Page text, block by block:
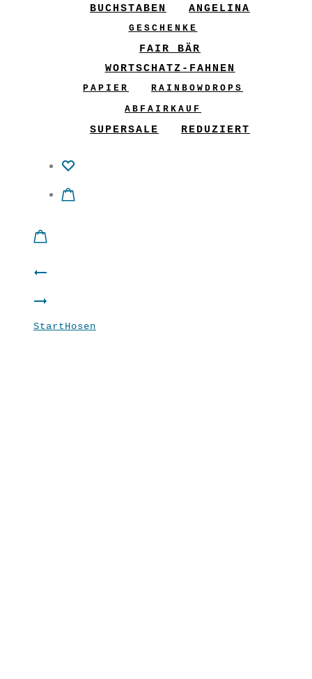
BUCHSTABEN
ANGELINA
GESCHENKE
FAIR BÄR
WORTSCHATZ-FAHNEN
PAPIER
RAINBOWDROPS
ABFAIRKAUF
SUPERSALE REDUZIERT
Product
navigation
Männer
Shirt
StartHosen